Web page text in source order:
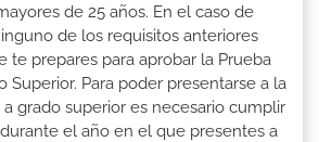
de 25 años. En el caso de
de los requisitos anteriores
te prepares para aprobar la Prueba
Superior. Para poder presentarse a la
grado superior es necesario cumplir
el año en el que presentes a